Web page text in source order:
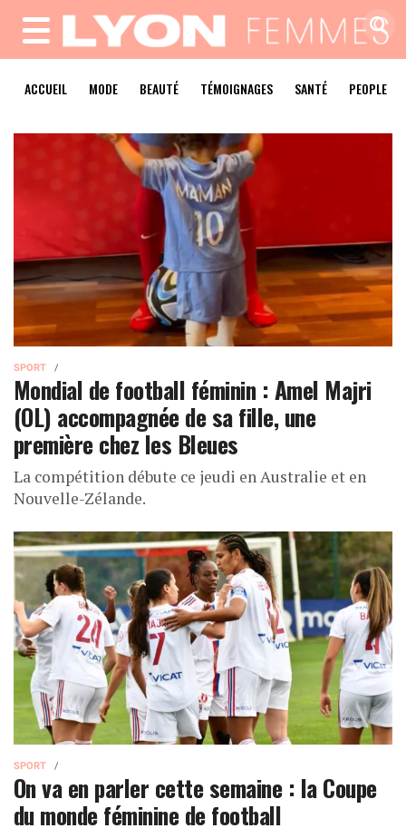
MENU
ACCUEIL MODE BEAUTÉ TÉMOIGNAGES SANTÉ PEOPLE
SPORT
Mondial de football féminin : Amel Majri
(OL) accompagnée de sa fille, une
première chez les Bleues
La compétition débute ce jeudi en Australie et en
Nouvelle-Zélande.
SPORT
On va en parler cette semaine : la Coupe
du monde féminine de football